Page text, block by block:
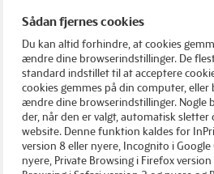
Sådan fjernes cookies
Du kan altid forhindre, at cookies
ændre dine browserindstillinger. De
standard indstillet til at acceptere
cookies gemmes på din computer,
ændre dine browserindstillinger. Nogle
der, når den er valgt, automatisk
website. Denne funktion kaldes for
version 8 eller nyere, Incognito i
nyere, Private Browsing i Firefox